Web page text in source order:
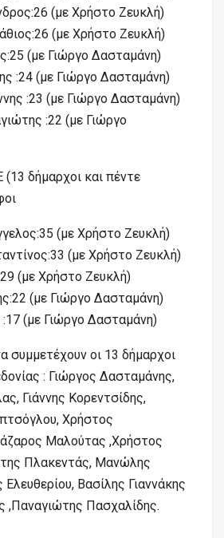
(με Χρήστο Ζευκλή)
(με Χρήστο Ζευκλή)
(με Γιώργο Δασταμάνη)
:24 (με Γιώργο Δασταμάνη)
:23 (με Γιώργο Δασταμάνη)
:22 (με Γιώργο
δήμαρχοι και πέντε
(με Χρήστο Ζευκλή)
(με Χρήστο Ζευκλή)
(με Χρήστο Ζευκλή)
(με Γιώργο Δασταμάνη)
(με Γιώργο Δασταμάνη)
συμμετέχουν οι 13 δήμαρχοι
: Γιώργος Δασταμάνης,
Γιάννης Κορεντσίδης,
Χρήστος
Μαλούτας ,Χρήστος
Πλακεντάς, Μανώλης
Βασίλης Γιαννάκης
,Παναγιώτης Πασχαλίδης.